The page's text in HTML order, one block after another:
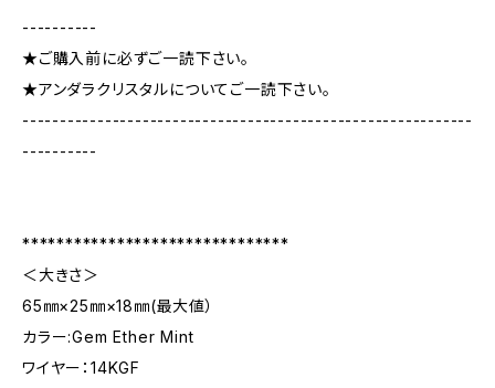
----------
★ご購入前に必ずご一読下さい。
★アンダラクリスタルについてご一読下さい。
------------------------------------------------------------
----------
*******************************
＜大きさ＞
65㎜×25㎜×18㎜(最大値）
カラー:Gem Ether Mint
ワイヤー：14KGF